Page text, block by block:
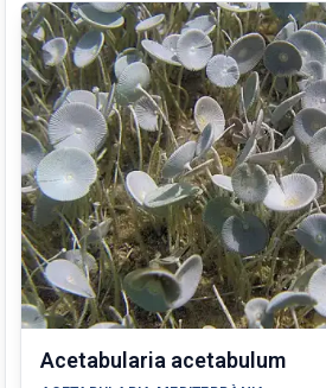
Acetabularia acetabulum
Amphiroa rigida
Anadyomene stellata
Asparagopsis armata
Caulerpa prolifera
Caulerpa racemosa
Chaetomorpha linum
Codium bursa
Codium coralloides
Codium fragile
Codium vermilara
Cymodocea nodosa
Dasycladus vermicularis
Acetabularia acetabulum